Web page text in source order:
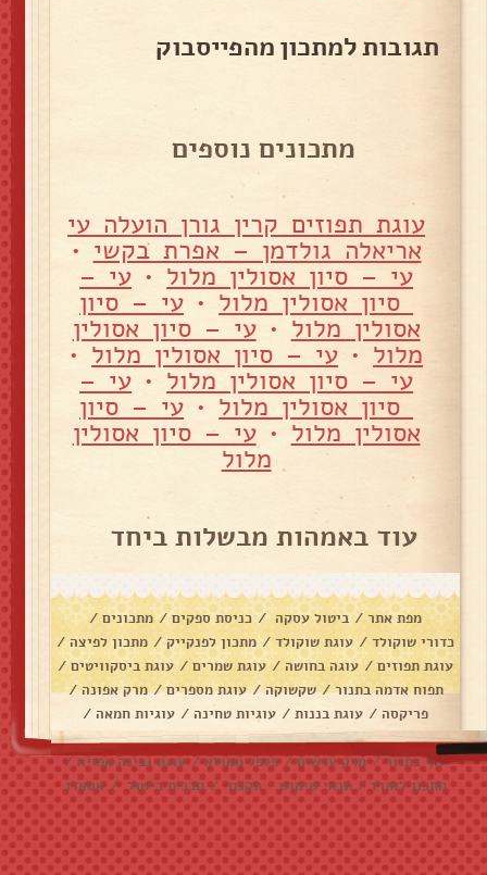
תגובות למתכון מהפייסבוק
מתכונים נוספים
עוגת תפוזים קרין גורן הועלה עי
אריאלה גולדמן – אפרת בקשי •
עי – סיון אסולין מלול • עי –
סיון אסולין מלול • עי – סיון
אסולין מלול •עי – סיון אסולין
מלול • עי – סיון אסולין מלול •
עי – סיון אסולין מלול • עי –
סיון אסולין מלול • עי – סיון
אסולין מלול •עי – סיון אסולין
מלול
עוד באמהות מבשלות ביחד
מפת אתר/ ביטול עסקה/ כניסת ספקים/ מתכונים /
כדורי שוקולד / עוגת שוקולד / מתכון לפנקייק / מתכון לפיצה/
עוגת תפוזים / עוגה בחושה / עוגת שמרים / עוגת ביסקוויטים/
תפוח אדמה בתנור/ שקשוקה/ עוגת מספרים/ מרק אפונה/
פריקסה / עוגת בננות / עוגיות טחינה / עוגיות חמאה /
עוגיות שוקולד צ׳יפס/ אלפחורס/ בראוניז/ דג מרוקאי/
עוף בתנור / מרק עדשים / פלפל ממולא / עוגת גבינה אפויה /
מתכון לאורז / תנאי שימוש - תקנון / תכנית בישול / אסאדו